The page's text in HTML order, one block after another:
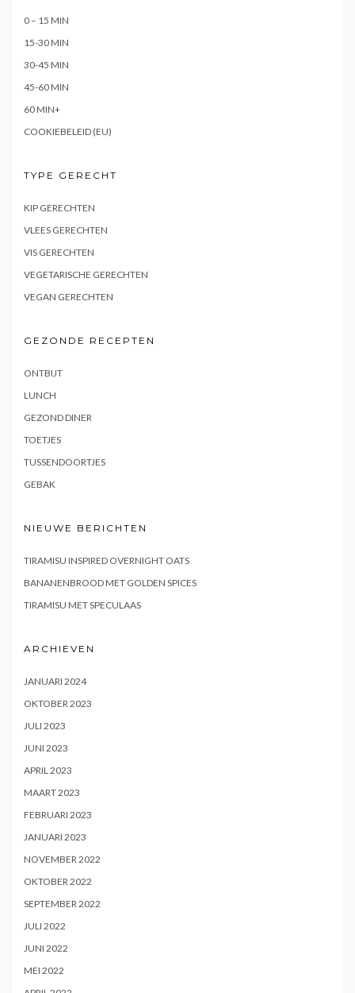
0 – 15 MIN
15-30 MIN
30-45 MIN
45-60 MIN
60 MIN+
COOKIEBELEID (EU)
TYPE GERECHT
KIP GERECHTEN
VLEES GERECHTEN
VIS GERECHTEN
VEGETARISCHE GERECHTEN
VEGAN GERECHTEN
GEZONDE RECEPTEN
ONTBIJT
LUNCH
GEZOND DINER
TOETJES
TUSSENDOORTJES
GEBAK
NIEUWE BERICHTEN
TIRAMISU INSPIRED OVERNIGHT OATS
BANANENBROOD MET GOLDEN SPICES
TIRAMISU MET SPECULAAS
ARCHIEVEN
JANUARI 2024
OKTOBER 2023
JULI 2023
JUNI 2023
APRIL 2023
MAART 2023
FEBRUARI 2023
JANUARI 2023
NOVEMBER 2022
OKTOBER 2022
SEPTEMBER 2022
JULI 2022
JUNI 2022
MEI 2022